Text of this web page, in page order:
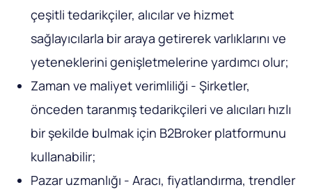
çeşitli tedarikçiler, alıcılar ve hizmet
sağlayıcılarla bir araya getirerek varlıklarını ve
yeteneklerini genişletmelerine yardımcı olur;
Zaman ve maliyet verimliliği - Şirketler,
önceden taranmış tedarikçileri ve alıcıları hızlı
bir şekilde bulmak için B2Broker platformunu
kullanabilir;
Pazar uzmanlığı - Aracı, fiyatlandırma, trendler